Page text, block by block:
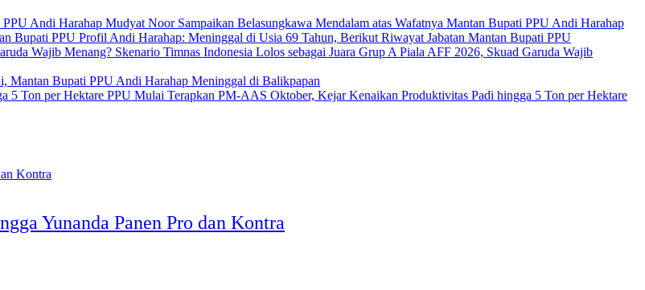
Mudyat Noor Sampaikan Belasungkawa Mendalam atas Wafatnya Mantan Bupati PPU Andi Harahap
Profil Andi Harahap: Meninggal di Usia 69 Tahun, Berikut Riwayat Jabatan Mantan Bupati PPU
Skenario Timnas Indonesia Lolos sebagai Juara Grup A Piala AFF 2026, Skuad Garuda Wajib
Mantan Bupati PPU Andi Harahap Meninggal di Balikpapan
PPU Mulai Terapkan PM-AAS Oktober, Kejar Kenaikan Produktivitas Padi hingga 5 Ton per Hektare
Yunanda Panen Pro dan Kontra